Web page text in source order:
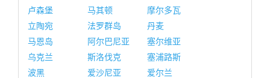
卢森堡
马其顿
摩尔多瓦
立陶宛
法罗群岛
丹麦
马恩岛
阿尔巴尼亚
塞尔维亚
乌克兰
斯洛伐克
塞浦路斯
波黑
爱沙尼亚
爱尔兰